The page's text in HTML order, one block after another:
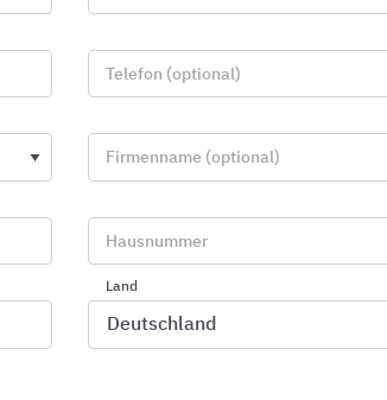
Schlüter®-Profile
Telefon (optional)
Firmenname (optional)
Hausnummer
Land